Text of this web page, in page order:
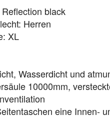
black
Herren
XL
Wasserdicht und
10000mm,
eine Innen-